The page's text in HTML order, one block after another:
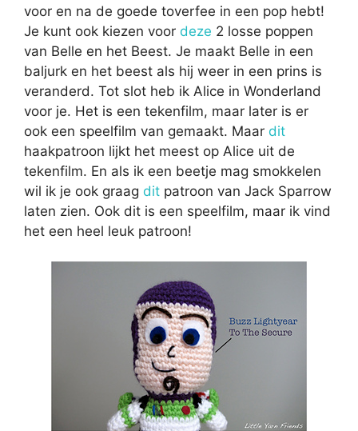
voor en na de goede toverfee in een pop hebt!
Je kunt ook kiezen voor deze 2 losse poppen
van Belle en het Beest. Je maakt Belle in een
baljurk en het beest als hij weer in een prins is
veranderd. Tot slot heb ik Alice in Wonderland
voor je. Het is een tekenfilm, maar later is er
ook een speelfilm van gemaakt. Maar dit
haakpatroon lijkt het meest op Alice uit de
tekenfilm. En als ik een beetje mag smokkelen
wil ik je ook graag dit patroon van Jack Sparrow
laten zien. Ook dit is een speelfilm, maar ik vind
het een heel leuk patroon!